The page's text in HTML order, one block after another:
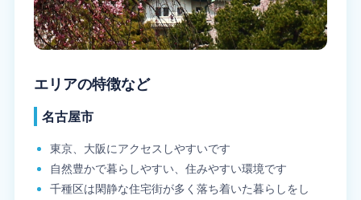
エリアの特徴など
名古屋市
東京、大阪にアクセスしやすいです
自然豊かで暮らしやすい、住みやすい環境です
千種区は閑静な住宅街が多く落ち着いた暮らしをし